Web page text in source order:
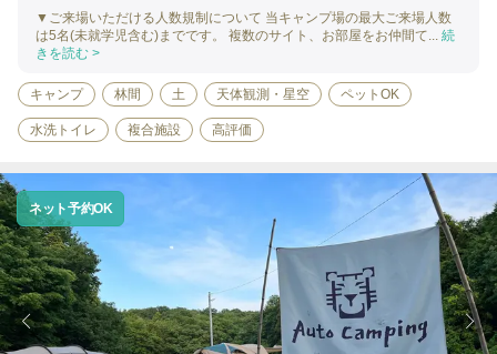
▼ご来場いただける人数規制について 当キャンプ場の最大ご来場人数
は5名(未就学児含む)までです。 複数のサイト、お部屋をお仲間て... 続
きを読む >
キャンプ 林間 土 天体観測・星空 ペットOK
水洗トイレ 複合施設 高評価
ネット予約OK